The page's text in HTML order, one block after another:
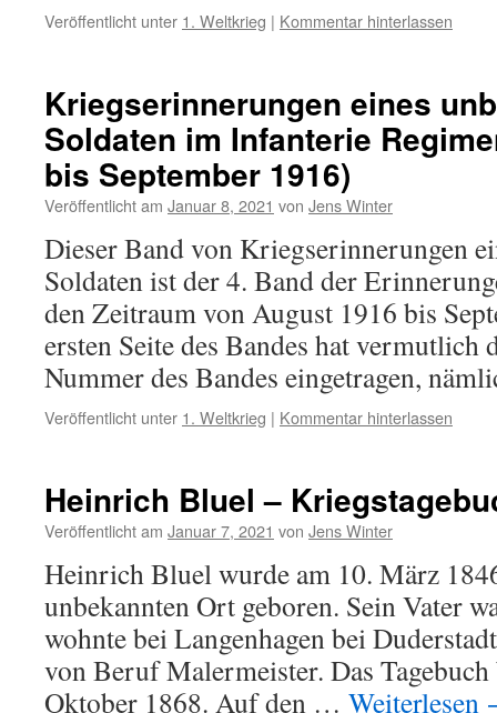
Veröffentlicht unter 1. Weltkrieg | Kommentar hinterlassen
Kriegserinnerungen eines
Soldaten im Infanterie
bis September 1916)
Veröffentlicht am Januar 8, 2021 von Jens Winter
Dieser Band von Kriegserinnerungen
Soldaten ist der 4. Band der
den Zeitraum von August 1916 bis
ersten Seite des Bandes hat vermutlich
Nummer des Bandes eingetragen,
Veröffentlicht unter 1. Weltkrieg | Kommentar hinterlassen
Heinrich Bluel –
Veröffentlicht am Januar 7, 2021 von Jens Winter
Heinrich Bluel wurde am 10. März
unbekannten Ort geboren. Sein Vater
wohnte bei Langenhagen bei
von Beruf Malermeister. Das
Oktober 1868. Auf den … Weiterlesen